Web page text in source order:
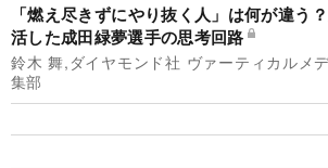
「燃え尽きずにやり抜く人」は何が違う
活した成田緑夢選手の思考回路
鈴木 舞,ダイヤモンド社 ヴァーティカルメ
集部